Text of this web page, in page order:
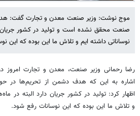
موج نوشت: وزیر صنعت معدن و تجارت گفت:
صنعت محقق نشده است و تولید در کشور جریان
نوساناتی داشته ایم و تلاش ما این بوده که این
رضا رحمانی وزیر صنعت، معدن و تجارت امروز
اشاره به این که هدف دشمن از تحریم‌ها در
اظهار کرد: تولید در کشور جریان دارد البته در
و تلاش ما این بوده که این نوسانات رفع شود.